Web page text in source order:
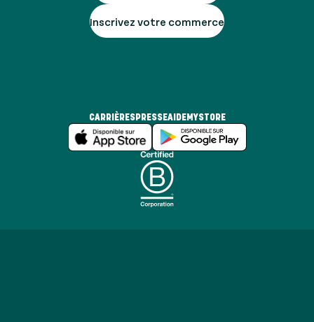
Inscrivez votre commerce
CARRIÈRESPRESSEAIDEMYSTORE